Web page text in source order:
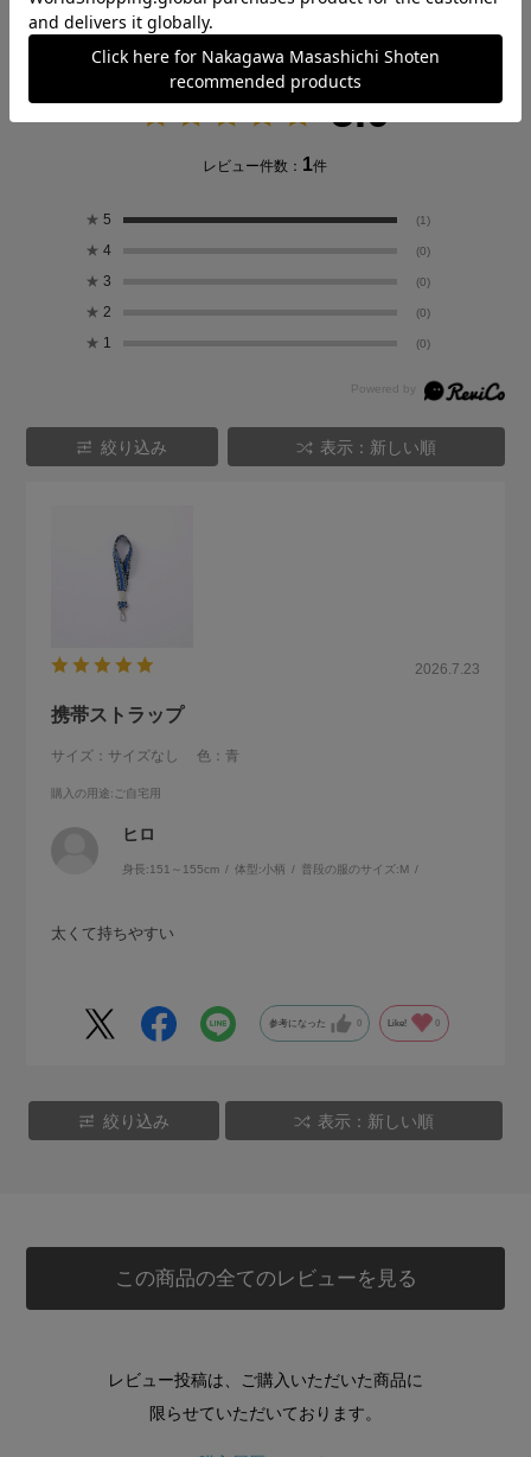
レビュー
5.0
レビュー件数： 1件
★ 5 (1)
★ 4 (0)
★ 3 (0)
★ 2 (0)
★ 1 (0)
絞り込み 表示：新しい順
2026.7.23
携帯ストラップ
サイズ：サイズなし 色：青
購入の用途:ご自宅用
ヒロ
身長:151～155cm 体型:小柄 普段の服のサイズ: M
太くて持ちやすい
参考になった 0 Like! 0
絞り込み 表示：新しい順
この商品の全てのレビューを見る
レビュー投稿は、ご購入いただいた商品に
限らせていただいております。